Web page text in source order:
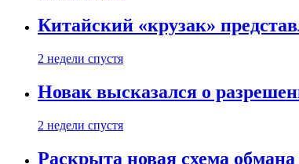
Китайский «крузак»
2 недели спустя
Новак высказался о
2 недели спустя
Раскрыта новая схема обмана